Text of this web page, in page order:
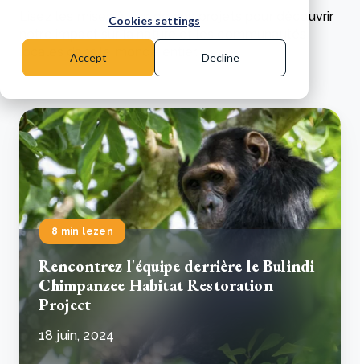
Cookies settings
Accept Decline
Lisez les mises à jour de nos projets pour découvrir
locales dans le monde entier.
8 min lezen
Rencontrez l'équipe derrière le Bulindi
Chimpanzee Habitat Restoration
Project
18 juin, 2024